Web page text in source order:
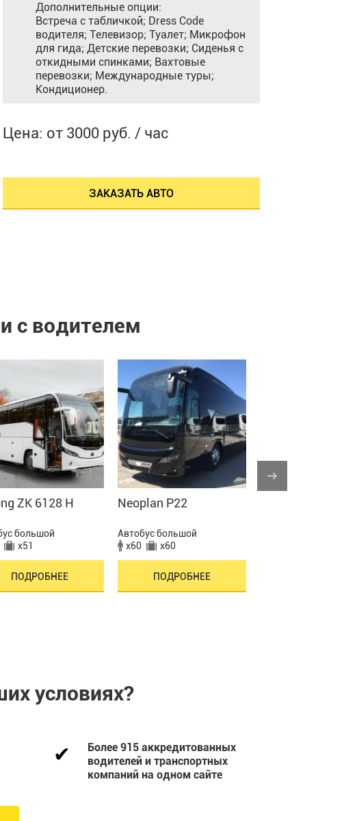
Дополнительные опции:
Встреча с табличкой; Dress Code
водителя; Телевизор; Туалет; Микрофон
для гида; Детские перевозки; Сиденья с
откидными спинками; Вахтовые
перевозки; Международные туры;
Кондиционер.
Цена: от 3000 руб. / час
ЗАКАЗАТЬ АВТО
с водителем
ZK 6128 H
большой
x51
ПОДРОБНЕЕ
Neoplan P22
Автобус большой
x60
x60
ПОДРОБНЕЕ
условиях?
Более 915 аккредитованных
водителей и транспортных
компаний на одном сайте